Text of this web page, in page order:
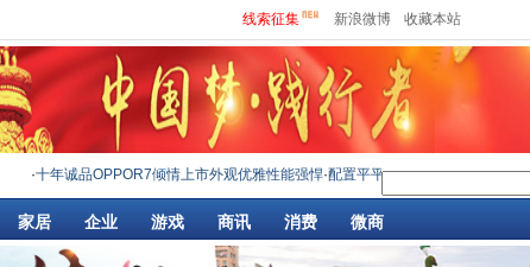
线索征集 新浪微博 收藏本站
十年诚品OPPOR7倾情上市外观优雅性能强悍·配置平平的三星W系列,为什么比
家居 企业 游戏 商讯 消费 微商